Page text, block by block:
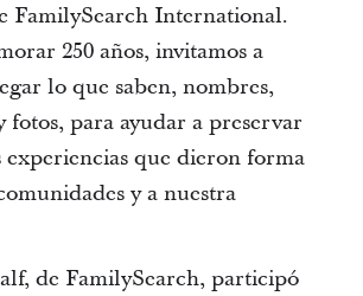
FamilySearch International.
250 años, invitamos a
lo que saben, nombres,
fotos, para ayudar a preservar
experiencias que dieron forma
y a nuestra
de FamilySearch, participó